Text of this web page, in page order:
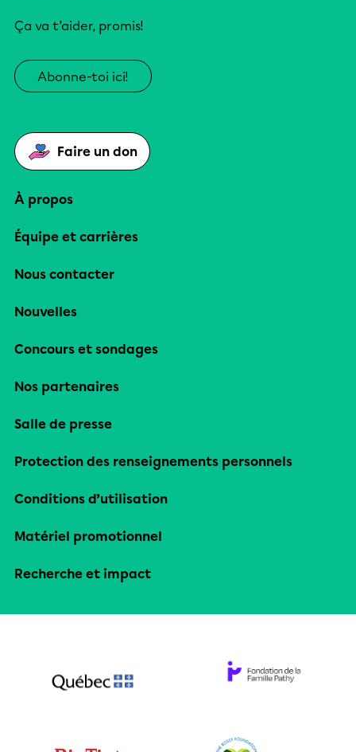
Ça va t’aider, promis!
Abonne-toi ici!
Faire un don
À propos
Équipe et carrières
Nous contacter
Nouvelles
Concours et sondages
Nos partenaires
Salle de presse
Protection des renseignements personnels
Conditions d’utilisation
Matériel promotionnel
Recherche et impact